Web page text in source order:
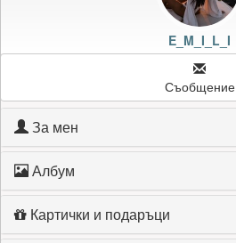
E_M_I_L_I
Съобщение
За мен
Албум
Картички и подаръци